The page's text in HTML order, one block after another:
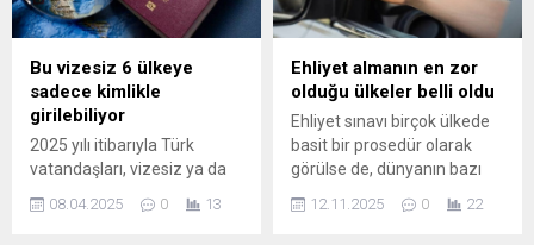
ABD ...
kötüye kullanma şüphesiyle
saatlerce sorgulandı. Gözaltı
kararının arkasında, ABD
Adalet Bakanlığı’nın Jeffrey
Epstein dosyalarındaki
belgeleri yayımlaması ve bu
belgelerin yeni iddiaları gün
yüzüne çıkarması...
Bu vizesiz 6 ülkeye
sadece kimlikle
girilebiliyor
2025 yılı itibarıyla Türk
vatandaşları, vizesiz ya da
edebileceği birçok ülke
08.04.2025 0 13
Ehliyet almanın en zor
olduğu ülkeler belli oldu
Ehliyet sınavı birçok ülkede
basit bir prosedür olarak
görülse de, dünyanın bazı
dayanıklılık testine
12.11.2025 0 22